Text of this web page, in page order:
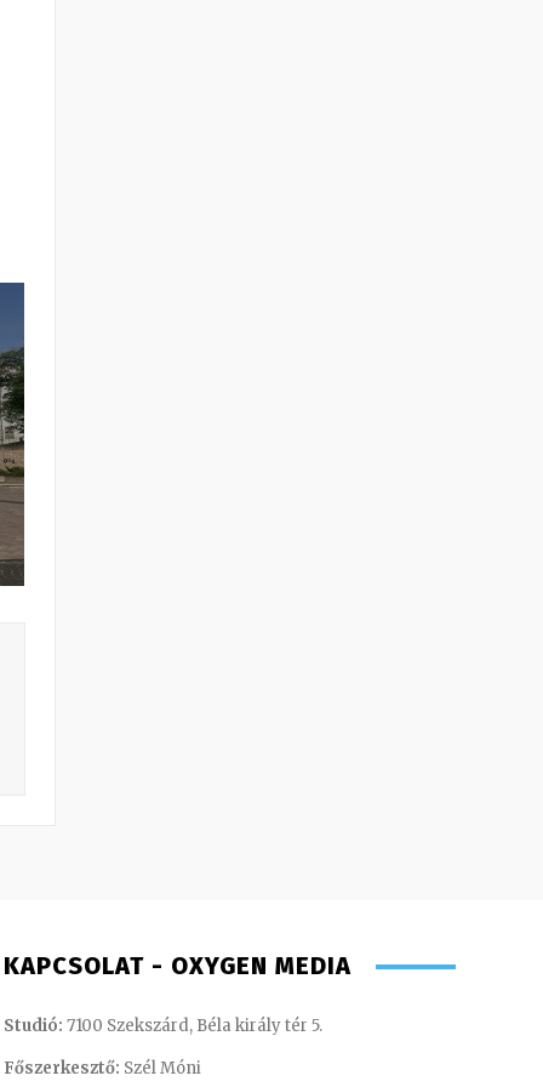
KAPCSOLAT - OXYGEN MEDIA
Studió: 7100 Szekszárd, Béla király tér 5.
Főszerkesztő: Szél Móni